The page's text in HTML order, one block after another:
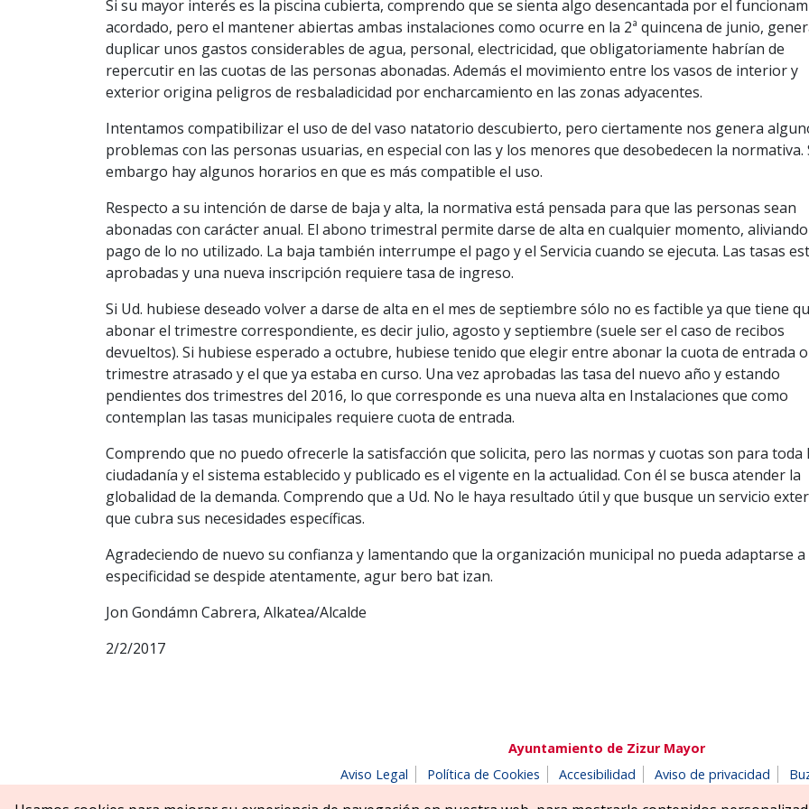
Si su mayor interés es la piscina cubierta, comprendo que se sienta algo desencantada por el
acordado, pero el mantener abiertas ambas instalaciones como ocurre en la 2ª quincena de junio,
duplicar unos gastos considerables de agua, personal, electricidad, que obligatoriamente habrían de
repercutir en las cuotas de las personas abonadas. Además el movimiento entre los vasos de interior y
exterior origina peligros de resbaladicidad por encharcamiento en las zonas adyacentes.
Intentamos compatibilizar el uso de del vaso natatorio descubierto, pero ciertamente nos genera
problemas con las personas usuarias, en especial con las y los menores que desobedecen la normativa.
embargo hay algunos horarios en que es más compatible el uso.
Respecto a su intención de darse de baja y alta, la normativa está pensada para que las personas sean
abonadas con carácter anual. El abono trimestral permite darse de alta en cualquier momento,
pago de lo no utilizado. La baja también interrumpe el pago y el Servicia cuando se ejecuta. Las tasas
aprobadas y una nueva inscripción requiere tasa de ingreso.
Si Ud. hubiese deseado volver a darse de alta en el mes de septiembre sólo no es factible ya que tiene
abonar el trimestre correspondiente, es decir julio, agosto y septiembre (suele ser el caso de recibos
devueltos). Si hubiese esperado a octubre, hubiese tenido que elegir entre abonar la cuota de entrada
trimestre atrasado y el que ya estaba en curso. Una vez aprobadas las tasa del nuevo año y estando
pendientes dos trimestres del 2016, lo que corresponde es una nueva alta en Instalaciones que como
contemplan las tasas municipales requiere cuota de entrada.
Comprendo que no puedo ofrecerle la satisfacción que solicita, pero las normas y cuotas son para toda
ciudadanía y el sistema establecido y publicado es el vigente en la actualidad. Con él se busca atender la
globalidad de la demanda. Comprendo que a Ud. No le haya resultado útil y que busque un servicio
que cubra sus necesidades específicas.
Agradeciendo de nuevo su confianza y lamentando que la organización municipal no pueda adaptarse a
especificidad se despide atentamente, agur bero bat izan.
Jon Gondámn Cabrera, Alkatea/Alcalde
2/2/2017
Ayuntamiento de Zizur Mayor
Aviso Legal
Política de Cookies Accesibilidad Aviso de privacidad